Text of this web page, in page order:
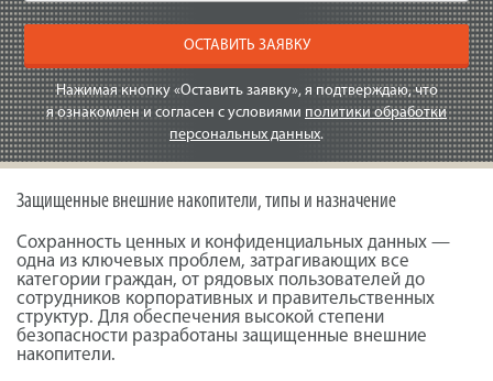
ОСТАВИТЬ ЗАЯВКУ
Нажимая кнопку «Оставить заявку», я подтверждаю, что
я ознакомлен и согласен с условиями политики обработки
персональных данных.
Защищенные внешние накопители, типы и назначение
Сохранность ценных и конфиденциальных данных —
одна из ключевых проблем, затрагивающих все
категории граждан, от рядовых пользователей до
сотрудников корпоративных и правительственных
структур. Для обеспечения высокой степени
безопасности разработаны защищенные внешние
накопители.